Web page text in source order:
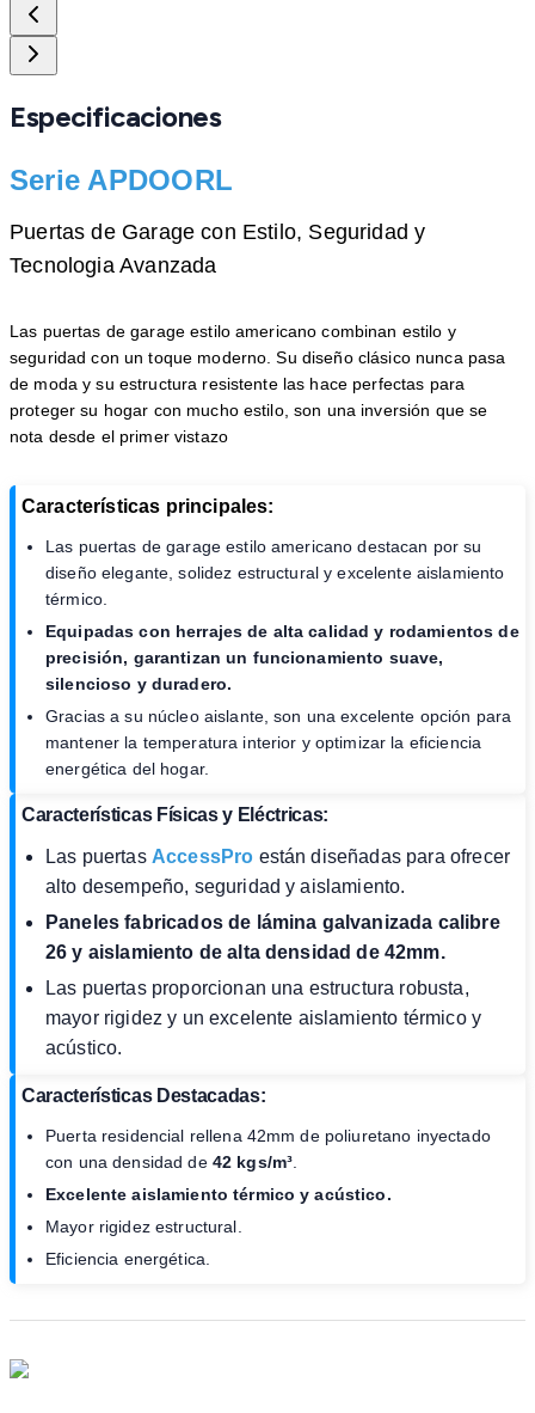
Especificaciones
Serie APDOORL
Puertas de Garage con Estilo, Seguridad y
Tecnologia Avanzada
Las puertas de garage estilo americano combinan estilo y
seguridad con un toque moderno. Su diseño clásico nunca pasa
de moda y su estructura resistente las hace perfectas para
proteger su hogar con mucho estilo, son una inversión que se
nota desde el primer vistazo
Características principales:
Las puertas de garage estilo americano destacan por su
diseño elegante, solidez estructural y excelente aislamiento
térmico.
Equipadas con herrajes de alta calidad y rodamientos de
precisión, garantizan un funcionamiento suave,
silencioso y duradero.
Gracias a su núcleo aislante, son una excelente opción para
mantener la temperatura interior y optimizar la eficiencia
energética del hogar.
Características Físicas y Eléctricas:
Las puertas AccessPro están diseñadas para ofrecer
alto desempeño, seguridad y aislamiento.
Paneles fabricados de lámina galvanizada calibre
26 y aislamiento de alta densidad de 42mm.
Las puertas proporcionan una estructura robusta,
mayor rigidez y un excelente aislamiento térmico y
acústico.
Características Destacadas:
Puerta residencial rellena 42mm de poliuretano inyectado
con una densidad de 42 kgs/m³
Excelente aislamiento térmico y acústico.
Mayor rigidez estructural.
Eficiencia energética.